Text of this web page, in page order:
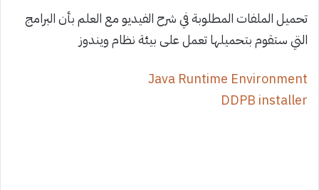
تحميل الملفات المطلوبة في شرح الفيديو مع العلم بأن البرامج
التي ستقوم بتحميلها تعمل على بيئة نظام ويندوز
Java Runtime Environment
DDPB installer